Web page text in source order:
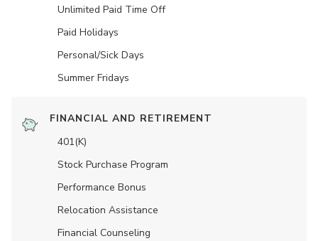
Unlimited Paid Time Off
Paid Holidays
Personal/Sick Days
Summer Fridays
FINANCIAL AND RETIREMENT
401(K)
Stock Purchase Program
Performance Bonus
Relocation Assistance
Financial Counseling